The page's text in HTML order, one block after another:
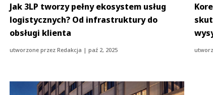
Jak 3LP tworzy pełny ekosystem usług
logistycznych? Od infrastruktury do
obsługi klienta
utworzone przezRedakcja |paź 2, 2025